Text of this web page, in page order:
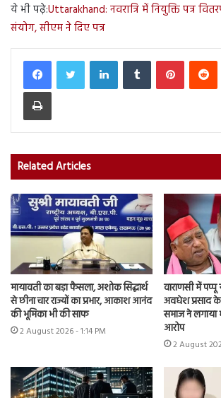
ये भी पढ़े:Uttarakhand: नवरात्रि में नियुक्ति पत्र
संयोग, सीएम ने दिए पत्र
LinkedInTumblr Pinterest
Print
Related Articles
मायावती का बड़ा फैसला, अशोक सिद्धार्थ
से छीना चार राज्यों का प्रभार, आकाश आनंद
की भूमिका भी की साफ
2 August 2026 - 1:14 PM
वाराणसी में
अवधेश प्रसाद
समाज ने
आरोप
2 August